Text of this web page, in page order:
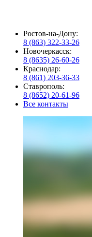
Ростов-на-Дону:
8 (863) 322-33-26
Новочеркасск:
8 (8635) 26-60-26
Краснодар:
8 (861) 203-36-33
Ставрополь:
8 (8652) 20-61-96
Все контакты